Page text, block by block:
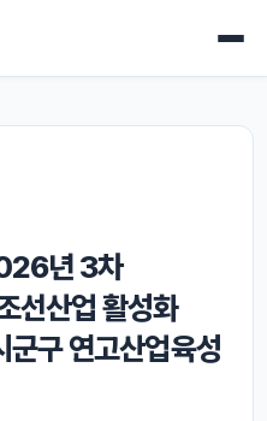
년 3차
선산업 활성화
구 연고산업육성